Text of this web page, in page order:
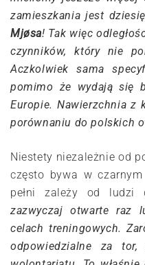
zamieszkania jest
Mjøsa! Tak więc
czynników, który nie
Aczkolwiek sama
pomimo że wydają się
Europie. Nawierzchnia z
porównaniu do polskich
Niestety niezależnie od
często bywa w
pełni zależy od
zazwyczaj otwarte raz
celach treningowych.
odpowiedzialne za